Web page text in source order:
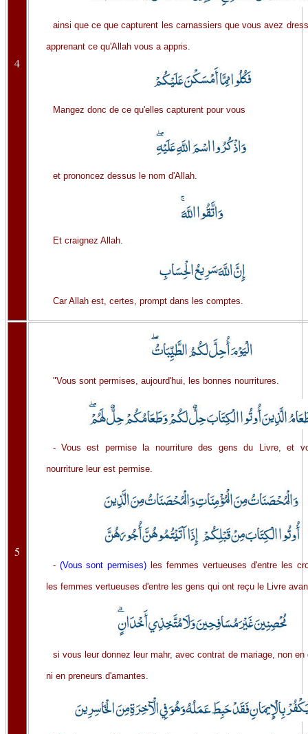
4
ainsi que ce que capturent les carnassiers que vous avez
apprenant ce qu'Allah vous a appris.
Mangez donc de ce qu'elles capturent pour vous
et prononcez dessus le nom d'Allah.
Et craignez Allah.
Car Allah est, certes, prompt dans les comptes.
5
"Vous sont permises, aujourd'hui, les bonnes nourritures.
- Vous est permise la nourriture des gens du Livre, et
nourriture leur est permise.
- (Vous sont permises) les femmes vertueuses d'entre les
les femmes vertueuses d'entre les gens qui ont reçu le Livre
si vous leur donnez leur mahr, avec contrat de mariage, non en
ni en preneurs d'amantes.